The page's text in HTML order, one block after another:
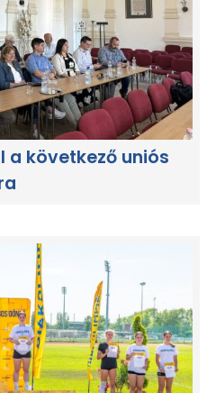
a következő uniós